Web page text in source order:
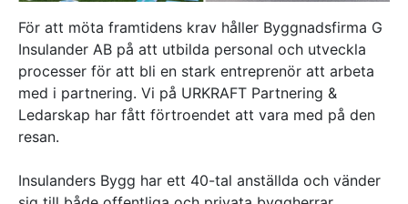
allt mer komplexa?
— Partnering i praktiken – Växjös nya simhall
går in i produktion
KONTAKT
Drottninggatan 6
541 31 Skövde
0500-48 14 44
info@urkraft.com
För att möta framtidens krav håller Byggnadsfirma G
Insulander AB på att utbilda personal och utveckla
processer för att bli en stark entreprenör att arbeta
med i partnering. Vi på URKRAFT Partnering &
Ledarskap har fått förtroendet att vara med på den
resan.
Insulanders Bygg har ett 40-tal anställda och vänder